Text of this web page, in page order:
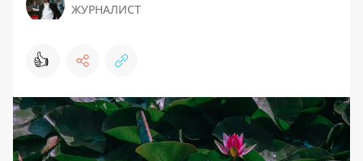
ЖУРНАЛИСТ
👍